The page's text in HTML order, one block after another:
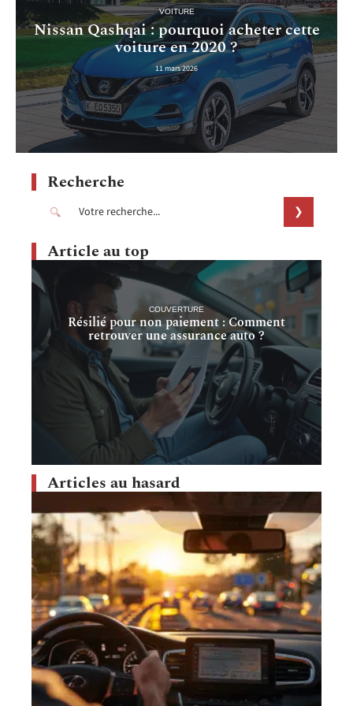
VOITURE
Nissan Qashqai : pourquoi acheter cette
voiture en 2020 ?
11 mars 2026
Recherche
Article au top
COUVERTURE
Résilié pour non paiement : Comment
retrouver une assurance auto ?
Articles au hasard